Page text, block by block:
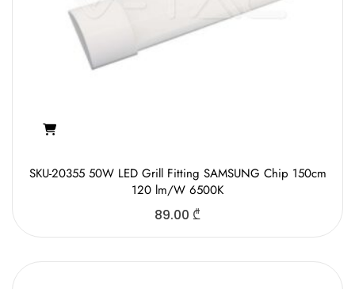
SKU-20355 50W LED Grill Fitting SAMSUNG Chip 150cm
120 lm/W 6500K
89.00 ₾